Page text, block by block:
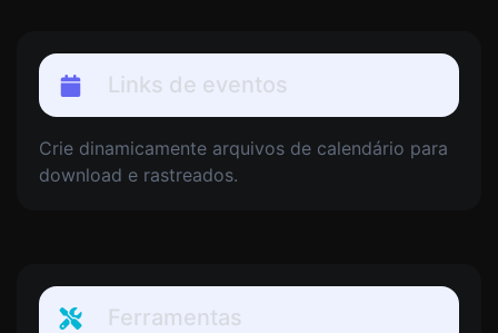
Links de eventos
Crie dinamicamente arquivos de calendário para
download e rastreados.
Ferramentas